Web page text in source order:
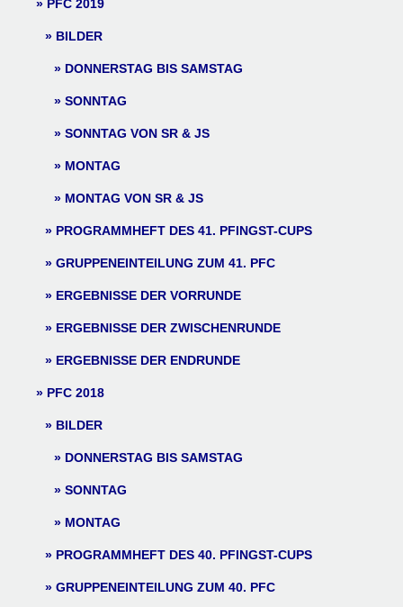
PFC 2019
BILDER
DONNERSTAG BIS SAMSTAG
SONNTAG
SONNTAG VON SR & JS
MONTAG
MONTAG VON SR & JS
PROGRAMMHEFT DES 41. PFINGST-CUPS
GRUPPENEINTEILUNG ZUM 41. PFC
ERGEBNISSE DER VORRUNDE
ERGEBNISSE DER ZWISCHENRUNDE
ERGEBNISSE DER ENDRUNDE
PFC 2018
BILDER
DONNERSTAG BIS SAMSTAG
SONNTAG
MONTAG
PROGRAMMHEFT DES 40. PFINGST-CUPS
GRUPPENEINTEILUNG ZUM 40. PFC